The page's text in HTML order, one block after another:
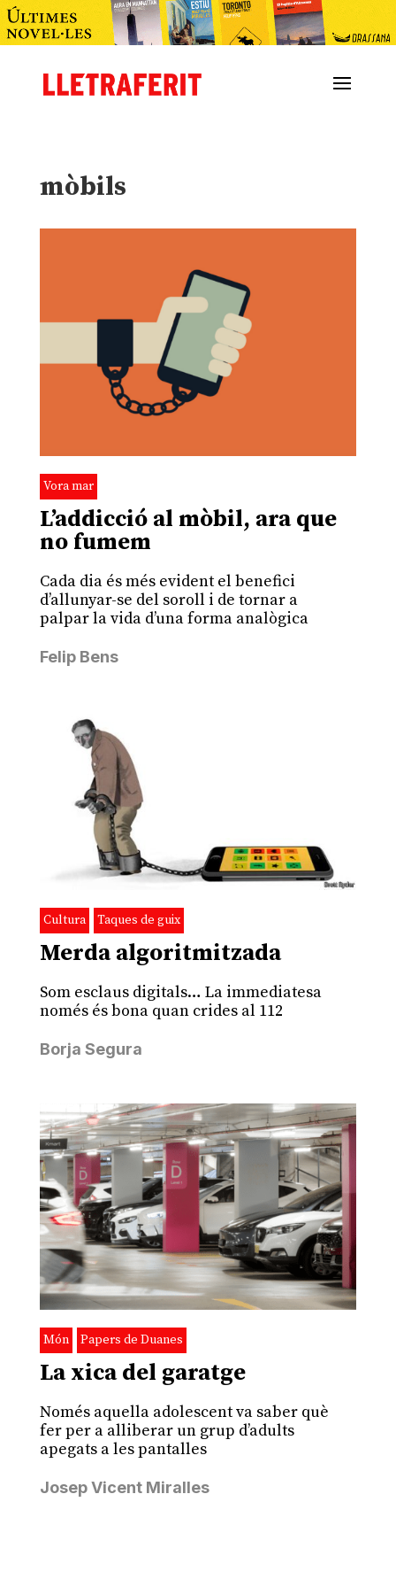
mòbils
Vora mar
L’addicció al mòbil, ara que
no fumem
Cada dia és més evident el benefici
d’allunyar-se del soroll i de tornar a
palpar la vida d’una forma analògica
Felip Bens
Cultura Taques de guix
Merda algoritmitzada
Som esclaus digitals… La immediatesa
només és bona quan crides al 112
Borja Segura
Món Papers de Duanes
La xica del garatge
Només aquella adolescent va saber què
fer per a alliberar un grup d’adults
apegats a les pantalles
Josep Vicent Miralles